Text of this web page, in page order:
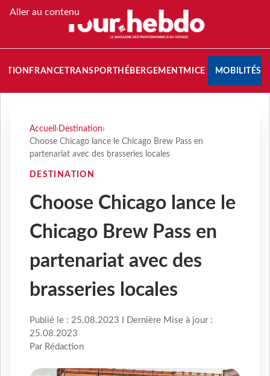
Aller au contenu
FRANCETRANSPORT HÉBERGEMENTMICE MOBILITÉS
Accueil › Destination›
Choose Chicago lance le Chicago Brew Pass en
partenariat avec des brasseries locales
DESTINATION
Choose Chicago lance le
Chicago Brew Pass en
partenariat avec des
brasseries locales
Publié le : 25.08.2023 I Dernière Mise à jour :
25.08.2023
Par Rédaction